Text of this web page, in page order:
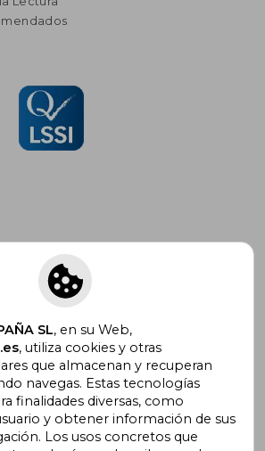
para recibir ofertas y
promociones
SL, en su Web,
, utiliza cookies y otras
que almacenan y recuperan
navegas. Estas tecnologías
finalidades diversas, como
y obtener información de sus
Los usos concretos que